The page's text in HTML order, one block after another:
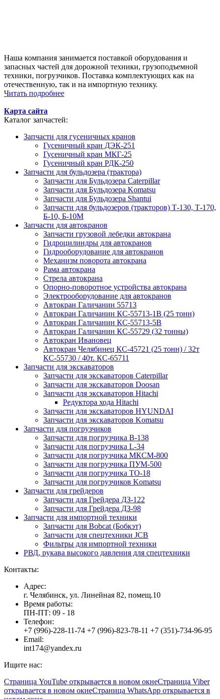
Наша компания занимается поставкой оборудования и
запасных частей для дорожной техники, грузоподъемной
техники, погрузчиков. Поставка комплектующих как на
отечественную, так и на импортную технику.
Читать подробнее
Карта сайта
Каталог запчастей:
Запчасти для гусеничных кранов
Гусеничный кран ДЭК-251
Гусеничный кран МКГ-25
Гусеничный кран РДК-250
Запчасти для бульдозера (трактора)
Запчасти для Бульдозера Caterpillar
Запчасти для Бульдозера Komatsu
Запчасти для Бульдозера Shantui
Запчасти для бульдозеров (тракторов) Т-130, Т-170,
Б-10, Б-10М
Запчасти для автокранов
Запчасти грузовой лебедки автокрана
Гидроцилиндры для автокранов
Гидрооборудование для автокранов
Механизм поворота автокрана
Рама автокрана
Стрела автокрана
Опорно-поворотное устройства автокрана
Электрооборудование для автокранов
Автокран Галичанин 55713
Автокран Галичанин КС-55713-1В (25 тонн)
Автокран Галичанин КС-55713-5В
Автокран Галичанин КС-55729 (32 тонны)
Автокран Ивановец
Автокран Челябинец КС-45721 (25 тонн) / 32т
КС-55730 / 40т. КС-65711
Запчасти для экскаваторов
Запчасти для экскаваторов Caterpillar
Запчасти для экскаваторов Doosan
Запчасти для экскаваторов Hitachi
Редуктора хода Hitachi
Запчасти для экскаваторов HYUNDAI
Запчасти для экскаваторов Komatsu
Запчасти для погрузчиков
Запчасти для погрузчика B-138
Запчасти для погрузчика L-34
Запчасти для погрузчика МКСМ-800
Запчасти для погрузчика ПУМ-500
Запчасти для погрузчика ТО-18
Запчасти для погрузчиков Komatsu
Запчасти для грейдеров
Запчасти для Грейдера ДЗ-122
Запчасти для Грейдера ДЗ-98
Запчасти для импортной техники
Запчасти для Bobcat (Бобкэт)
Запчасти для спецтехники JCB
Фильтры для импортной техники
РВД, рукава высокого давления для спецтехники
Контакты:
Адрес:
г. Челябинск, ул. Линейная 82, помещ.10
Время работы:
ПН-ПТ: 09 - 18
Телефон:
+7 (996)-228-11-74 +7 (996)-823-78-11 +7 (351)-734-96-95
Email:
int174@yandex.ru
Ищите нас:
Страница YouTube открывается в новом окнеСтраница Viber
открывается в новом окнеСтраница WhatsApp открывается в